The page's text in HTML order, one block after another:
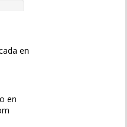
en
en